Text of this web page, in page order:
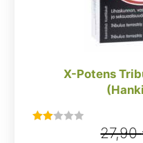
X-Potens
27,90